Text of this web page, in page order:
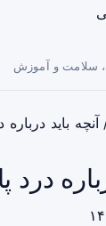
سلامت و آموزش
آنچه باید درباره
درد